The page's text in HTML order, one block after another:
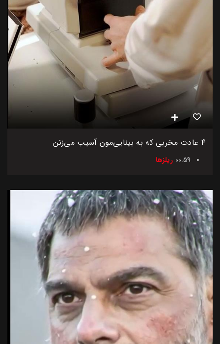
۴ عادت مخربی که به بینایی‌مون آسیب می‌زنن
00.59 ریلزها